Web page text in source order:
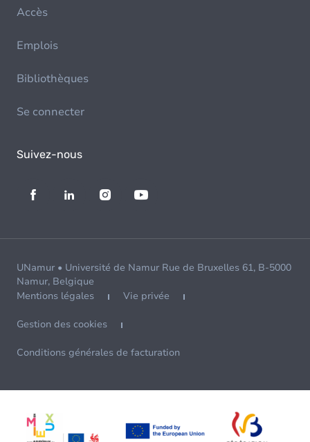
Accès
Emplois
Bibliothèques
Se connecter
Suivez-nous
UNamur • Université de Namur Rue de Bruxelles 61, B-5000
Namur, Belgique
Mentions légales
Vie privée
Gestion des cookies
Conditions générales de facturation